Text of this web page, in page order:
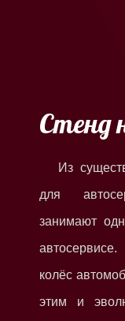
Стенд
Из
для
занимают
колёс
этим и